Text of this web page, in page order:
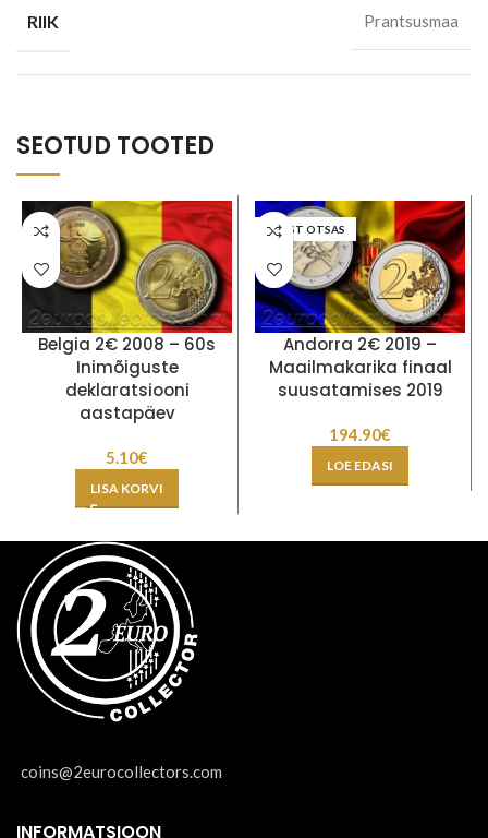
RIIK Prantsusmaa
SEOTUD TOOTED
Belgia 2€ 2008 – 60s
Inimõiguste
deklaratsiooni
aastapäev
5.10€
LISA KORVI
LAOST OTSAS
Andorra 2€ 2019 –
Maailmakarika finaal
suusatamises 2019
194.90€
LOE EDASI
coins@2eurocollectors.com
INFORMATSIOON